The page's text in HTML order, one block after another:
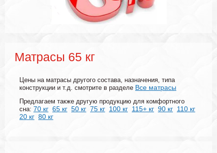
Матрасы 65 кг
Цены на матрасы другого состава, назначения, типа
конструкции и т.д. смотрите в разделе Все матрасы
Предлагаем также другую продукцию для комфортного
сна: 70 кг 65 кг 50 кг 75 кг 100 кг 115+ кг 90 кг 110 кг
20 кг 80 кг